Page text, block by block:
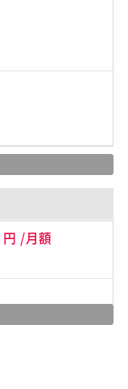
円 /月額